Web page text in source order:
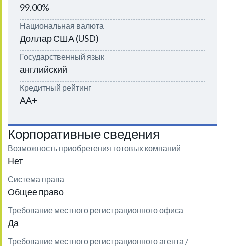
99.00%
Национальная валюта
Доллар США (USD)
Государственный язык
английский
Кредитный рейтинг
AA+
Корпоративные сведения
Возможность приобретения готовых компаний
Нет
Система права
Общее право
Требование местного регистрационного офиса
Да
Требование местного регистрационного агента /